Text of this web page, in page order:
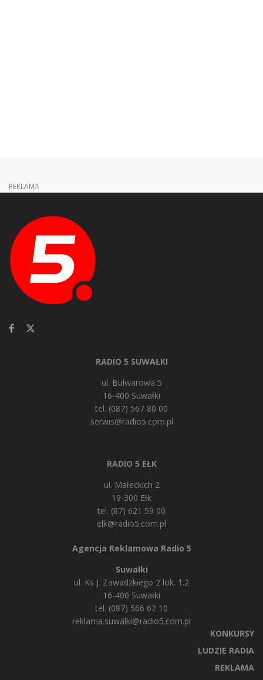
REKLAMA
RADIO 5 SUWAŁKI
ul. Bulwarowa 5
16-400 Suwałki
tel. (087) 567 80 00
serwis@radio5.com.pl
RADIO 5 EŁK
ul. Małeckich 2
19-300 Ełk
tel. (87) 621 59 00
elk@radio5.com.pl
Agencja Reklamowa Radio 5
Suwałki
ul. Ks J. Zawadzkiego 2 lok. 1.2
16-400 Suwałki
tel. (087) 566 62 10
reklama.suwalki@radio5.com.pl
KONKURSY
LUDZIE RADIA
REKLAMA